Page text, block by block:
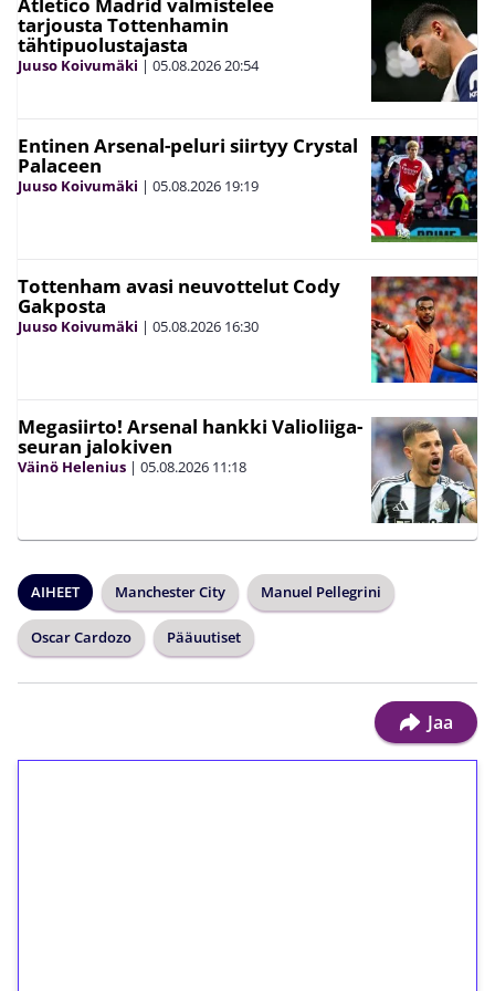
tarjousta Tottenhamin
tähtipuolustajasta
Juuso Koivumäki | 05.08.202620:54
Entinen Arsenal-peluri siirtyy Crystal
Palaceen
Juuso Koivumäki | 05.08.2026 19:19
Tottenham avasi neuvottelut Cody
Gakposta
Juuso Koivumäki | 05.08.2026 16:30
Megasiirto! Arsenal hankki Valioliiga-
seuran jalokiven
Väinö Helenius | 05.08.2026 11:18
AIHEET Manchester City Manuel Pellegrini
Oscar Cardozo Pääuutiset
Jaa